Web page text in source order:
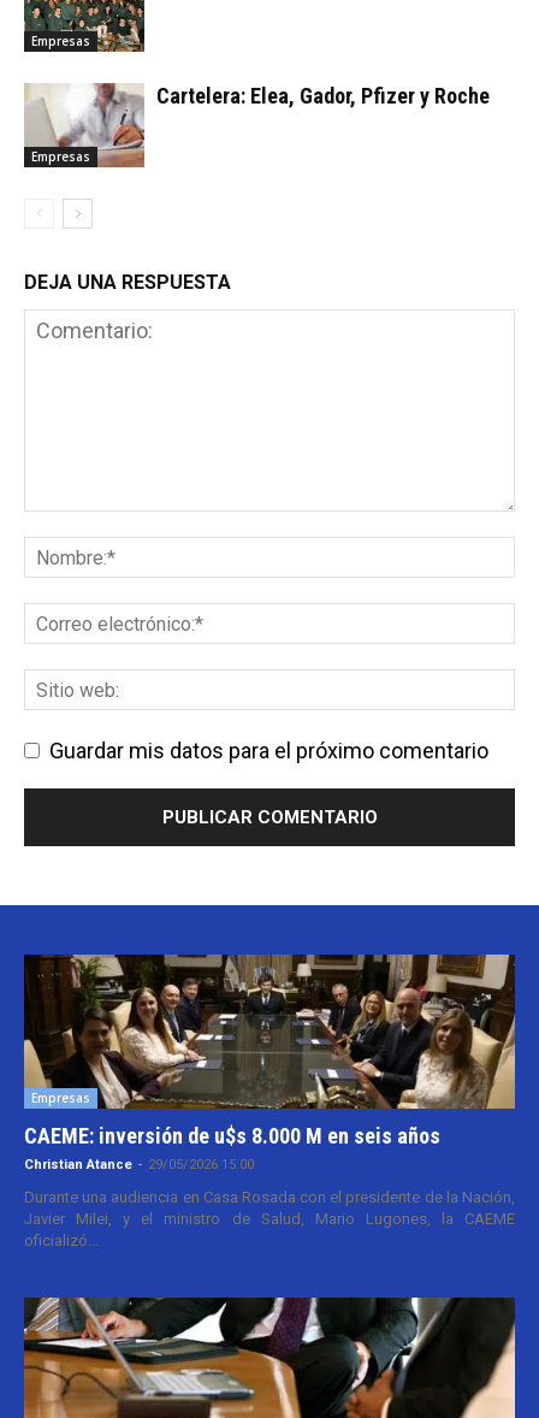
Empresas
Empresas
Cartelera: Elea, Gador, Pfizer y Roche
DEJA UNA RESPUESTA
Guardar mis datos para el próximo comentario
Empresas
CAEME: inversión de u$s 8.000 M en seis años
Christian Atance - 29/05/2026 15:00
Durante una audiencia en Casa Rosada con el presidente de la Nación,
Javier Milei, y el ministro de Salud, Mario Lugones, la CAEME
oficializó...